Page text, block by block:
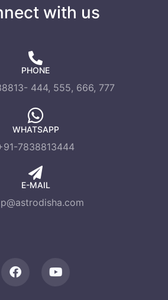
with us
PHONE
444, 555, 666, 777
WHATSAPP
7838813444
E-MAIL